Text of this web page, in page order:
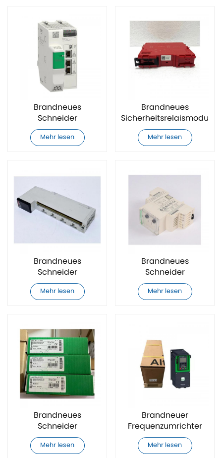
Brandneues
Schneider
BMEP586040 SPS-
Modul
Mehr lesen
Brandneues
Sicherheitsrelaismodul
XPSUS12AP von
Schneider
Mehr lesen
Brandneues
Schneider
140DAI54300 SPS-
Modul
Mehr lesen
Brandneues
Schneider
RM35S0MW-
Steuerrelais
Mehr lesen
Brandneues
Schneider
140CRA31200 SPS-
Modul
Mehr lesen
Brandneuer
Frequenzumrichter
ATV930D37N4 von
Schneider
Mehr lesen